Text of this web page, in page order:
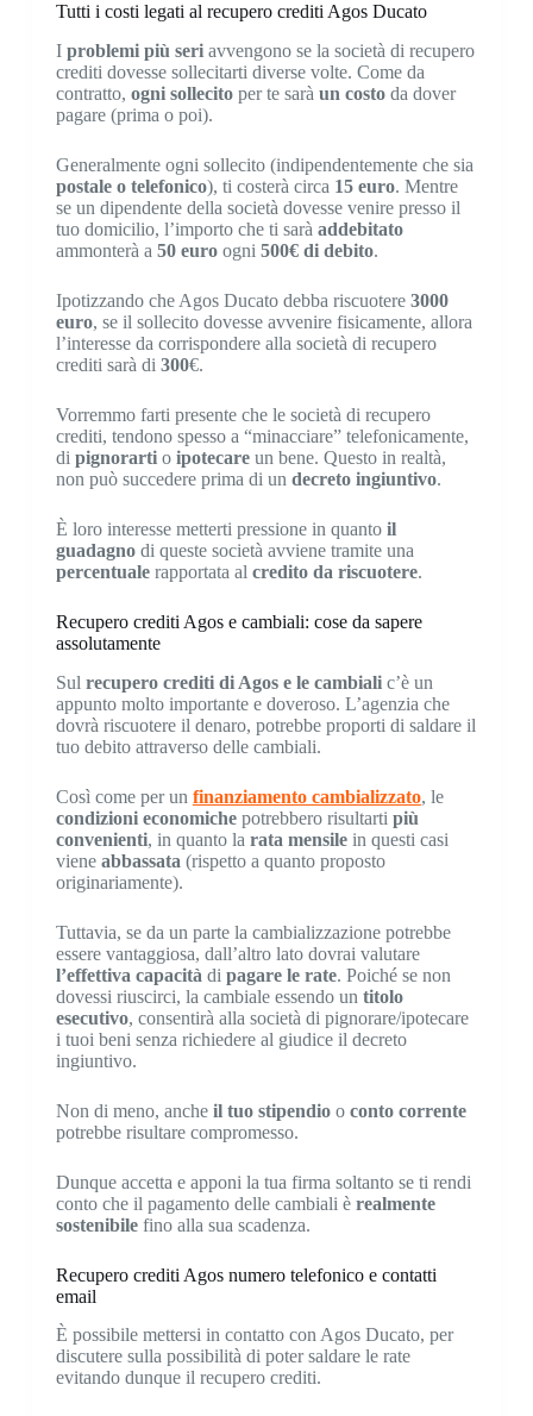
Tutti i costi legati al recupero crediti Agos Ducato
I problemi più seriavvengono se la società di recupero
crediti dovesse sollecitarti diverse volte. Come da
contratto, ogni sollecito per te sarà un costoda dover
pagare (prima o poi).
Generalmente ogni sollecito (indipendentemente che sia
postale o telefonico), ti costerà circa 15 euro. Mentre
se un dipendente della società dovesse venire presso il
tuo domicilio, l’importo che ti sarà addebitato
ammonterà a 50 euroogni 500€ di debito.
Ipotizzando che Agos Ducato debba riscuotere 3000
euro, se il sollecito dovesse avvenire fisicamente, allora
l’interesse da corrispondere alla società di recupero
crediti sarà di 300€.
Vorremmo farti presente che le società di recupero
crediti, tendono spesso a “minacciare” telefonicamente,
di pignorartio ipotecareun bene. Questo in realtà,
non può succedere prima di un decreto ingiuntivo.
È loro interesse metterti pressione in quanto il
guadagnodi queste società avviene tramite una
percentualerapportata al credito da riscuotere.
Recupero crediti Agos e cambiali: cose da sapere
assolutamente
Sul recupero crediti di Agos e le cambialic’è un
appunto molto importante e doveroso. L’agenzia che
dovrà riscuotere il denaro, potrebbe proporti di saldare il
tuo debito attraverso delle cambiali.
Così come per un finanziamento cambializzato, le
condizioni economichepotrebbero risultarti più
convenienti, in quanto la rata mensilein questi casi
viene abbassata (rispetto a quanto proposto
originariamente).
Tuttavia, se da un parte la cambializzazione potrebbe
essere vantaggiosa, dall’altro lato dovrai valutare
l’effettiva capacità di pagare le rate. Poiché se non
dovessi riuscirci, la cambiale essendo un titolo
esecutivo, consentirà alla società di pignorare/ipotecare
i tuoi beni senza richiedere al giudice il decreto
ingiuntivo.
Non di meno, anche il tuo stipendioo conto corrente
potrebbe risultare compromesso.
Dunque accetta e apponi la tua firma soltanto se ti rendi
conto che il pagamento delle cambiali è realmente
sostenibilefino alla sua scadenza.
Recupero crediti Agos numero telefonico e contatti
email
È possibile mettersi in contatto con Agos Ducato, per
discutere sulla possibilità di poter saldare le rate
evitando dunque il recupero crediti.